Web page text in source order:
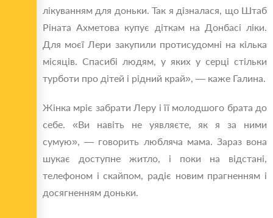
лікуванням для доньки. Так я дізналася, що Штаб
Ріната Ахметова купує діткам на Донбасі ліки.
Для моєї Лери закупили протисудомні на кілька
місяців. Спасибі людям, у яких у серці стільки
турботи про дітей і рідний край», — каже Галина.
Жінка мріє забрати Леру і її молодшого брата до
себе. «Ви навіть не уявляєте, як я за ними
сумую», — говорить любляча мама. Зараз вона
шукає доступне житло, і поки на відстані,
телефоном і скайпом, радіє новим прагненням і
досягненням доньки.